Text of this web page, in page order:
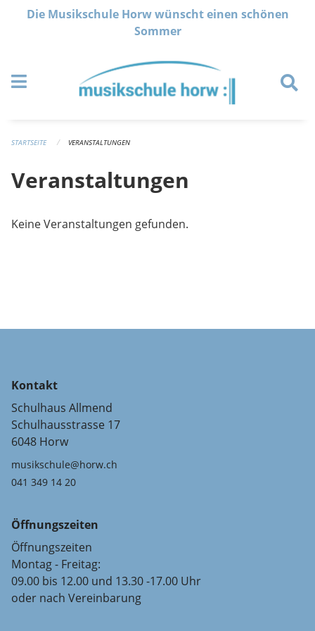
Navigation überspringen
Die Musikschule Horw wünscht einen schönen
Sommer
STARTSEITE VERANSTALTUNGEN
Veranstaltungen
Keine Veranstaltungen gefunden.
Kontakt
Schulhaus Allmend
Schulhausstrasse 17
6048 Horw
musikschule@horw.ch
041 349 14 20
Öffnungszeiten
Öffnungszeiten
Montag - Freitag:
09.00 bis 12.00 und 13.30 -17.00 Uhr
oder nach Vereinbarung